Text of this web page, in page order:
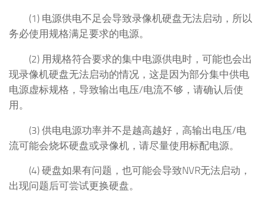
(1) 电源供电不足会导致录像机硬盘无法启动，所以
务必使用规格满足要求的电源。
(2) 用规格符合要求的集中电源供电时，可能也会出
现录像机硬盘无法启动的情况，这是因为部分集中供电
电源虚标规格，导致输出电压/电流不够，请确认后使
用。
(3) 供电电源功率并不是越高越好，高输出电压/电
流可能会烧坏硬盘或录像机，请尽量使用标配电源。
(4) 硬盘如果有问题，也可能会导致NVR无法启动，
出现问题后可尝试更换硬盘。